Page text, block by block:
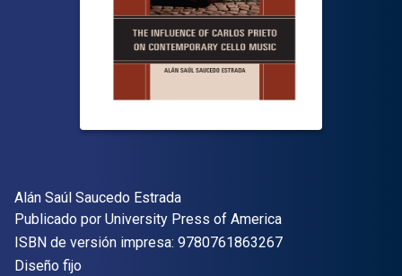
Autor(es)
Alán Saúl Saucedo Estrada
Editor
Publicado por University Press of America
ISBN de versión impresa: 9780761863267"ISBN-13
Formato
Diseño fijo